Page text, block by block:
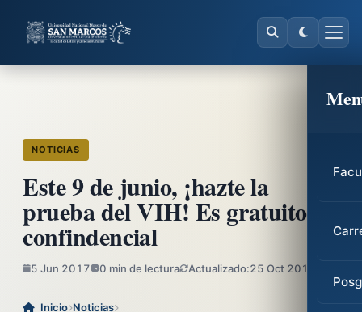
NOTICIAS
Este 9 de junio, ¡hazte la
prueba del VIH! Es gratuito y
confindencial
5 Jun 2017 0 min de lectura Actualizado:25 Oct 2017
Inicio Noticias